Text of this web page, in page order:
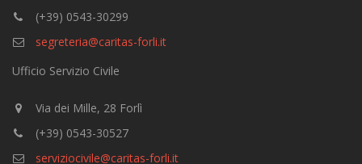
(+39) 0543-30299
segreteria@caritas-forli.it
Ufficio Servizio Civile
Via dei Mille, 28 Forlì
(+39) 0543-30527
serviziocivile@caritas-forli.it